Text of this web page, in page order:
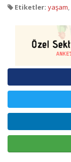
Etiketler: yaşam,